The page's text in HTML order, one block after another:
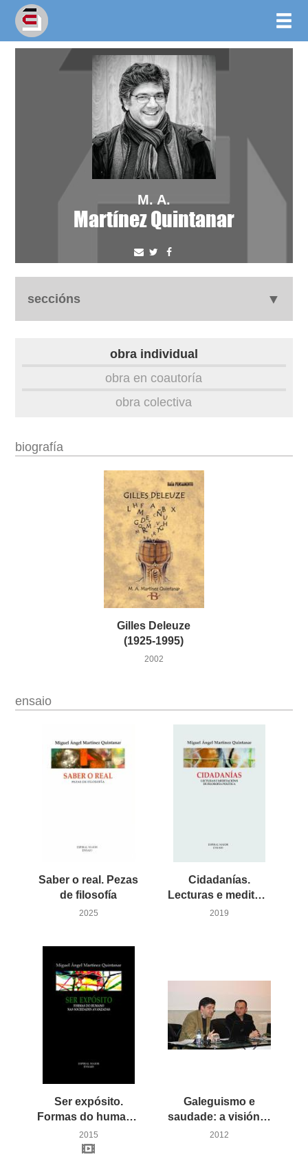
M. A.
Martínez Quintanar
seccións
videoteca
outros docs
obra individual
obra en coautoría
obra colectiva
biografía
Gilles Deleuze
(1925-1995)
2002
ensaio
Saber o real. Pezas
de filosofía
2025
Cidadanías.
Lecturas e meditacións de filosofía política
2019
Ser expósito.
Formas do humano nas sociedades avanzadas
2015
Galeguismo e
saudade: a visión de Plácido Castro
2012